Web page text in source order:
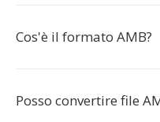
Cos'è il formato AMB?
Posso convertire file